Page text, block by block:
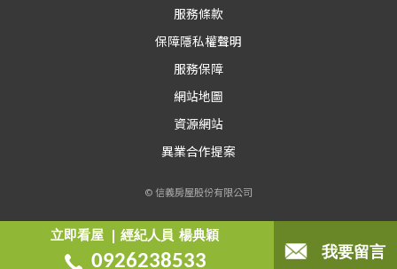
立即看屋 經紀人員 楊典穎
0926238533 我要留言
服務條款
保障隱私權聲明
服務保障
網站地圖
資源網站
異業合作提案
© 信義房屋股份有限公司